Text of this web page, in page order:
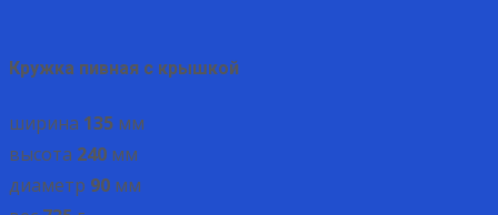
Кружка пивная с крышкой
ширина 135 мм
высота 240 мм
диаметр 90 мм